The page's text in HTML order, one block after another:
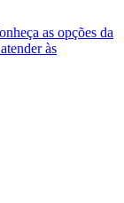
as opções da
às